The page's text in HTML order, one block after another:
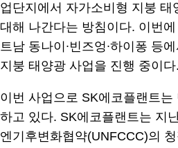
업단지에서 자가소비형 지붕
대해 나간다는 방침이다. 이번
트남 동나이∙빈즈엉∙하이퐁 등
지붕 태양광 사업을 진행 중이다.
이번 사업으로 SK에코플랜트는
하고 있다. SK에코플랜트는 지
엔기후변화협약(UNFCCC)의